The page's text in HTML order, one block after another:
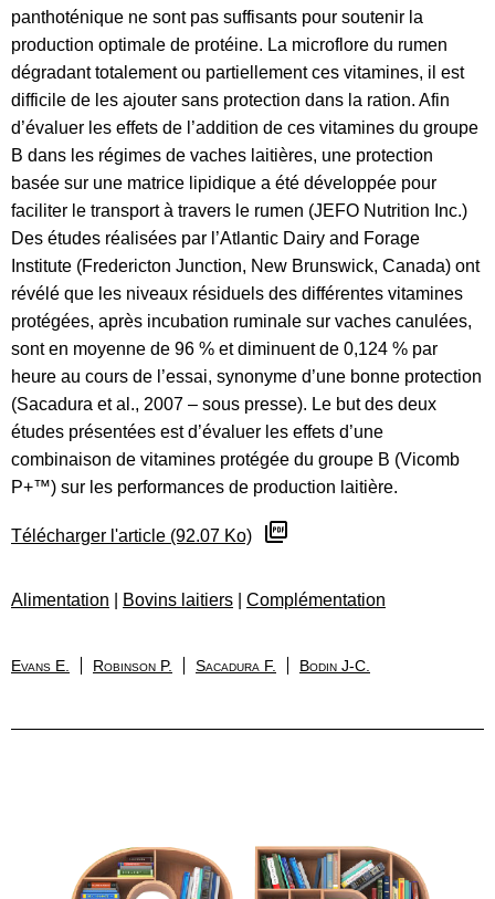
panthoténique ne sont pas suffisants pour soutenir la
production optimale de protéine. La microflore du rumen
dégradant totalement ou partiellement ces vitamines, il est
difficile de les ajouter sans protection dans la ration. Afin
d’évaluer les effets de l’addition de ces vitamines du groupe
B dans les régimes de vaches laitières, une protection
basée sur une matrice lipidique a été développée pour
faciliter le transport à travers le rumen (JEFO Nutrition Inc.)
Des études réalisées par l’Atlantic Dairy and Forage
Institute (Fredericton Junction, New Brunswick, Canada) ont
révélé que les niveaux résiduels des différentes vitamines
protégées, après incubation ruminale sur vaches canulées,
sont en moyenne de 96 % et diminuent de 0,124 % par
heure au cours de l’essai, synonyme d’une bonne protection
(Sacadura et al., 2007 – sous presse). Le but des deux
études présentées est d’évaluer les effets d’une
combinaison de vitamines protégée du groupe B (Vicomb
P+™) sur les performances de production laitière.
Télécharger l'article (92.07 Ko)
Alimentation Bovins laitiers Complémentation
Evans E. Robinson P. Sacadura F. Bodin J-C.